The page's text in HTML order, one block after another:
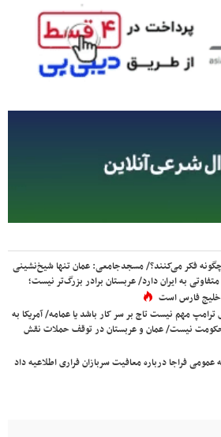
فکر می‌کنند؟/ مسجدجامعی: عمان تنها شیخ‌نشینی
به ایران دارد/ عربستان برادر بزرگ‌تر نیست؛
فارس است
ترامپ مهم نیست تاج بر سر کار باشد یا عمامه/ آمریکا به
حکومت نیست/ عمان و عربستان در توقف حملات نقش
عمومی فراجا درباره معافیت سربازان فراری اطلاعیه داد